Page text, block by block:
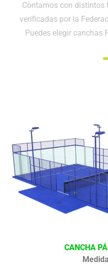
Contamos con distintos
verificadas por la
Puedes elegir canchas
CANCHA